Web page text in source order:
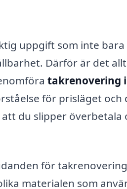
uppgift som inte
Därför är det
takrenovering
för prisläget och
du slipper
för
materialen som